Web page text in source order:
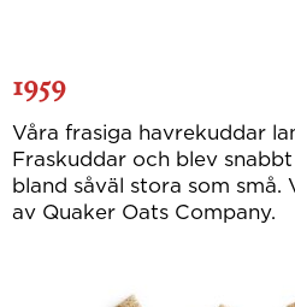
1959
Våra frasiga havrekuddar
Fraskuddar och blev
bland såväl stora som små.
av Quaker Oats Company.